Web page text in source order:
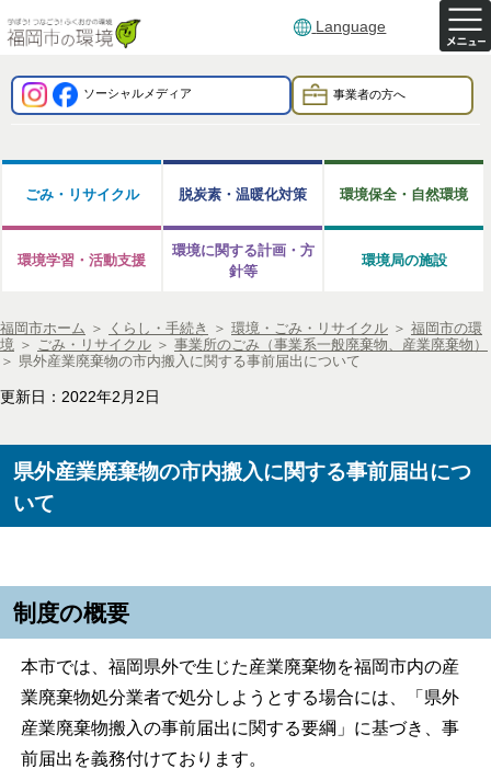
Language
ソーシャルメディア 事業者の方へ
ごみ・リサイクル 脱炭素・温暖化対策 環境保全・自然環境
環境学習・活動支援
環境に関する計画・方
針等
環境局の施設
福岡市ホーム ＞ くらし・手続き ＞ 環境・ごみ・リサイクル ＞ 福岡市の環
境 ＞ ごみ・リサイクル ＞ 事業所のごみ（事業系一般廃棄物、産業廃棄物）
＞ 県外産業廃棄物の市内搬入に関する事前届出について
更新日：2022年2月2日
県外産業廃棄物の市内搬入に関する事前届出につ
いて
制度の概要
本市では、福岡県外で生じた産業廃棄物を福岡市内の産
業廃棄物処分業者で処分しようとする場合には、「県外
産業廃棄物搬入の事前届出に関する要綱」に基づき、事
前届出を義務付けております。